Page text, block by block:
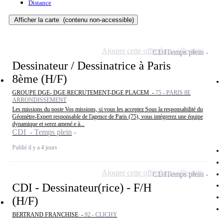
Distance
Afficher la carte (contenu non-accessible)
Dessinateur / Dessinatrice à Paris
8ème (H/F)
GROUPE DGE- DGE RECRUTEMENT-DGE PLACEM - 75 - PARIS 8E
ARRONDISSEMENT
Les missions du poste Vos missions, si vous les acceptez Sous la responsabilité du
Géomètre-Expert responsable de l'agence de Paris (75), vous intégrerez une équipe
dynamique et serez amené.e à...
CDI - Temps plein
Publié il y a 4 jours
CDITemps plein
Ajouter cette offre à ma sélection
CDI - Dessinateur(rice) - F/H
(H/F)
BERTRAND FRANCHISE - 92 - CLICHY
CDITemps plein
Ajouter cette offre à ma sélection